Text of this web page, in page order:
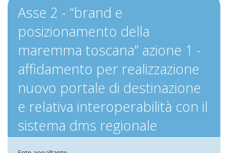
Asse 2 - “brand e
posizionamento della
maremma toscana” azione 1 -
affidamento per realizzazione
nuovo portale di destinazione
e relativa interoperabilità con il
sistema dms regionale